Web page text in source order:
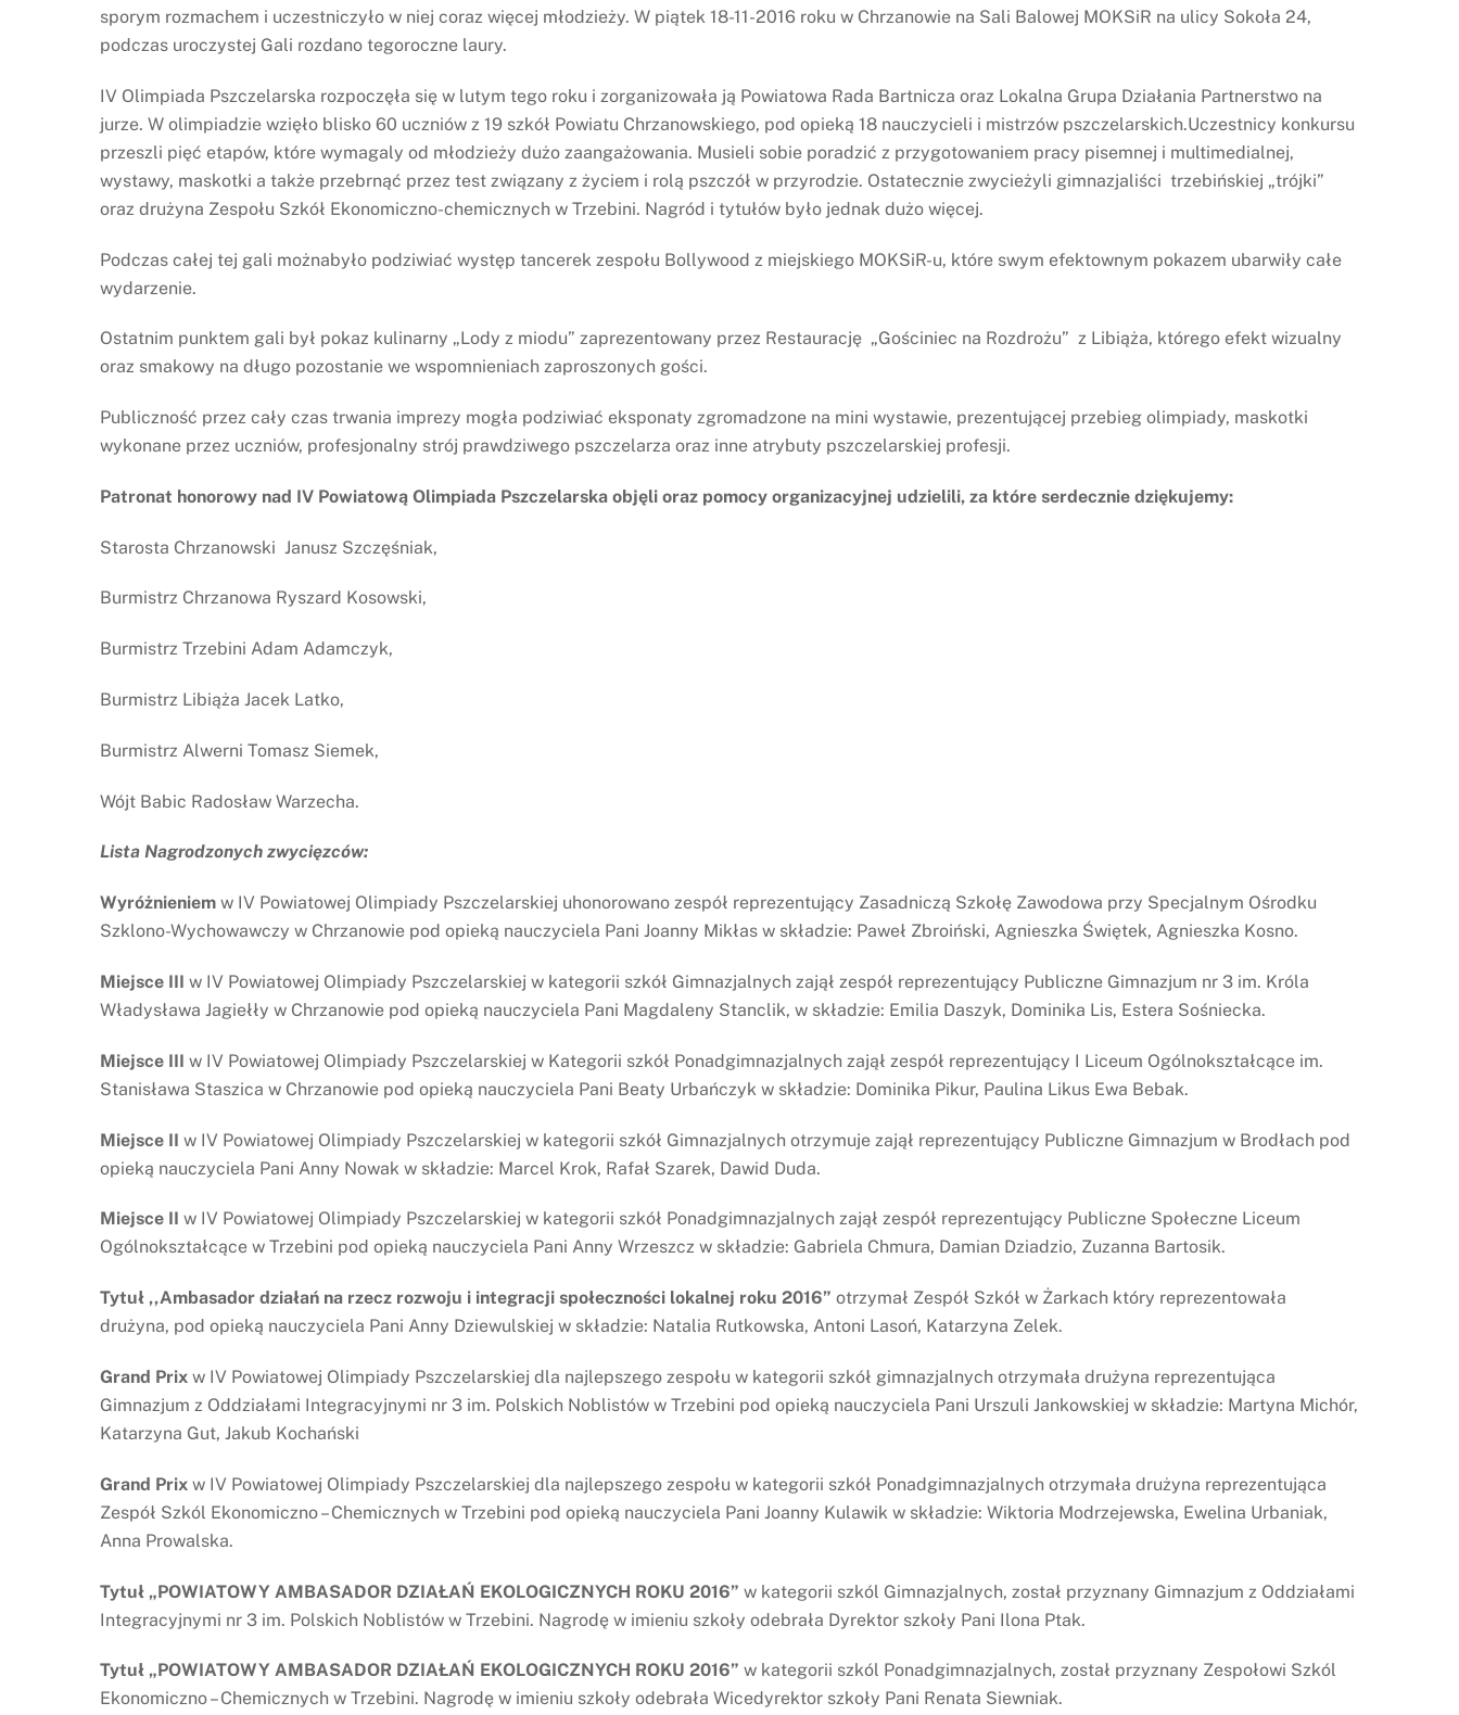
sporym rozmachem i uczestniczyło w niej coraz więcej młodzieży. W piątek 18-11-2016 roku w Chrzanowie na Sali Balowej MOKSiR na ulicy Sokoła 24,
podczas uroczystej Gali rozdano tegoroczne laury.
IV Olimpiada Pszczelarska rozpoczęła się w lutym tego roku i zorganizowała ją Powiatowa Rada Bartnicza oraz Lokalna Grupa Działania Partnerstwo na
jurze. W olimpiadzie wzięło blisko 60 uczniów z 19 szkół Powiatu Chrzanowskiego, pod opieką 18 nauczycieli i mistrzów pszczelarskich.Uczestnicy konkursu
przeszli pięć etapów, które wymagaly od młodzieży dużo zaangażowania. Musieli sobie poradzić z przygotowaniem pracy pisemnej i multimedialnej,
wystawy, maskotki a także przebrnąć przez test związany z życiem i rolą pszczół w przyrodzie. Ostatecznie zwycieżyli gimnazjaliści trzebińskiej „trójki”
oraz drużyna Zespołu Szkół Ekonomiczno-chemicznych w Trzebini. Nagród i tytułów było jednak dużo więcej.
Podczas całej tej gali możnabyło podziwiać występ tancerek zespołu Bollywood z miejskiego MOKSiR-u, które swym efektownym pokazem ubarwiły całe
wydarzenie.
Ostatnim punktem gali był pokaz kulinarny „Lody z miodu” zaprezentowany przez Restaurację „Gościniec na Rozdrożu” z Libiąża, którego efekt wizualny
oraz smakowy na długo pozostanie we wspomnieniach zaproszonych gości.
Publiczność przez cały czas trwania imprezy mogła podziwiać eksponaty zgromadzone na mini wystawie, prezentującej przebieg olimpiady, maskotki
wykonane przez uczniów, profesjonalny strój prawdziwego pszczelarza oraz inne atrybuty pszczelarskiej profesji.
Patronat honorowy nad IV Powiatową Olimpiada Pszczelarska objęli oraz pomocy organizacyjnej udzielili, za które serdecznie dziękujemy:
Starosta Chrzanowski Janusz Szczęśniak,
Burmistrz Chrzanowa Ryszard Kosowski,
Burmistrz Trzebini Adam Adamczyk,
Burmistrz Libiąża Jacek Latko,
Burmistrz Alwerni Tomasz Siemek,
Wójt Babic Radosław Warzecha.
Lista Nagrodzonych zwycięzców:
Wyróżnieniem w IV Powiatowej Olimpiady Pszczelarskiej uhonorowano zespół reprezentujący Zasadniczą Szkołę Zawodowa przy Specjalnym Ośrodku
Szklono-Wychowawczy w Chrzanowie pod opieką nauczyciela Pani Joanny Mikłas w składzie: Paweł Zbroiński, Agnieszka Świętek, Agnieszka Kosno.
Miejsce III w IV Powiatowej Olimpiady Pszczelarskiej w kategorii szkół Gimnazjalnych zajął zespół reprezentujący Publiczne Gimnazjum nr 3 im. Króla
Władysława Jagiełły w Chrzanowie pod opieką nauczyciela Pani Magdaleny Stanclik, w składzie: Emilia Daszyk, Dominika Lis, Estera Sośniecka.
Miejsce III w IV Powiatowej Olimpiady Pszczelarskiej w Kategorii szkół Ponadgimnazjalnych zajął zespół reprezentujący I Liceum Ogólnokształcące im.
Stanisława Staszica w Chrzanowie pod opieką nauczyciela Pani Beaty Urbańczyk w składzie: Dominika Pikur, Paulina Likus Ewa Bebak.
Miejsce II w IV Powiatowej Olimpiady Pszczelarskiej w kategorii szkół Gimnazjalnych otrzymuje zajął reprezentujący Publiczne Gimnazjum w Brodłach pod
opieką nauczyciela Pani Anny Nowak w składzie: Marcel Krok, Rafał Szarek, Dawid Duda.
Miejsce II w IV Powiatowej Olimpiady Pszczelarskiej w kategorii szkół Ponadgimnazjalnych zajął zespół reprezentujący Publiczne Społeczne Liceum
Ogólnokształcące w Trzebini pod opieką nauczyciela Pani Anny Wrzeszcz w składzie: Gabriela Chmura, Damian Dziadzio, Zuzanna Bartosik.
Tytuł ,,Ambasador działań na rzecz rozwoju i integracji społeczności lokalnej roku 2016” otrzymał Zespół Szkół w Żarkach który reprezentowała
drużyna, pod opieką nauczyciela Pani Anny Dziewulskiej w składzie: Natalia Rutkowska, Antoni Lasoń, Katarzyna Zelek.
Grand Prix w IV Powiatowej Olimpiady Pszczelarskiej dla najlepszego zespołu w kategorii szkół gimnazjalnych otrzymała drużyna reprezentująca
Gimnazjum z Oddziałami Integracyjnymi nr 3 im. Polskich Noblistów w Trzebini pod opieką nauczyciela Pani Urszuli Jankowskiej w składzie: Martyna Michór,
Katarzyna Gut, Jakub Kochański
Grand Prix w IV Powiatowej Olimpiady Pszczelarskiej dla najlepszego zespołu w kategorii szkół Ponadgimnazjalnych otrzymała drużyna reprezentująca
Zespół Szkól Ekonomiczno – Chemicznych w Trzebini pod opieką nauczyciela Pani Joanny Kulawik w składzie: Wiktoria Modrzejewska, Ewelina Urbaniak,
Anna Prowalska.
Tytuł „POWIATOWY AMBASADOR DZIAŁAŃ EKOLOGICZNYCH ROKU 2016” w kategorii szkól Gimnazjalnych, został przyznany Gimnazjum z Oddziałami
Integracyjnymi nr 3 im. Polskich Noblistów w Trzebini. Nagrodę w imieniu szkoły odebrała Dyrektor szkoły Pani Ilona Ptak.
Tytuł „POWIATOWY AMBASADOR DZIAŁAŃ EKOLOGICZNYCH ROKU 2016” w kategorii szkól Ponadgimnazjalnych, został przyznany Zespołowi Szkól
Ekonomiczno – Chemicznych w Trzebini. Nagrodę w imieniu szkoły odebrała Wicedyrektor szkoły Pani Renata Siewniak.